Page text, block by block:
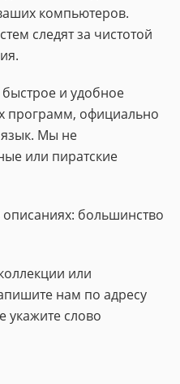
компьютеров.
следят за чистотой
и удобное
программ, официально
язык. Мы не
или пиратские
большинство
или
нам по адресу
укажите слово